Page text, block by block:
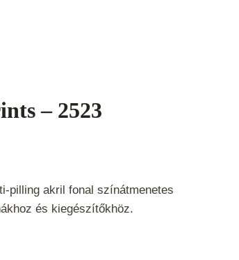
– 2523
pilling akril fonal színátmenetes
és kiegészítőkhöz.